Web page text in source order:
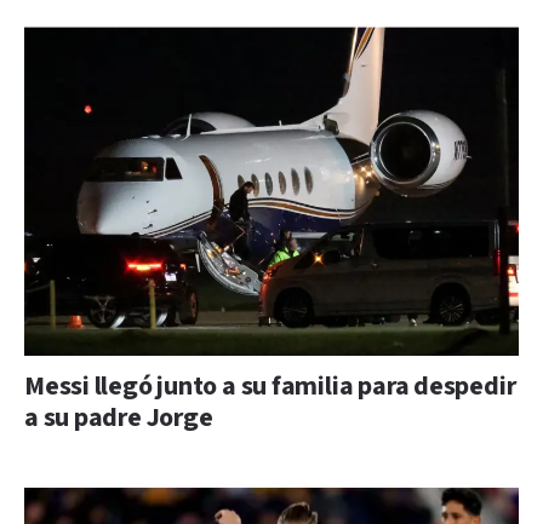
Messi llegó junto a su familia para despedir
a su padre Jorge